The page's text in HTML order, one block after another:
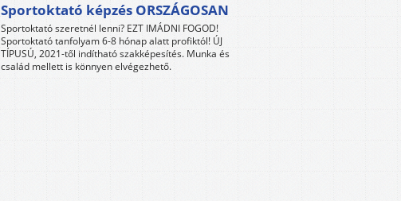
Sportoktató képzés ORSZÁGOSAN
Sportoktató szeretnél lenni? EZT IMÁDNI FOGOD!
Sportoktató tanfolyam 6-8 hónap alatt profiktól! ÚJ
TÍPUSÚ, 2021-től indítható szakképesítés. Munka és
család mellett is könnyen elvégezhető.